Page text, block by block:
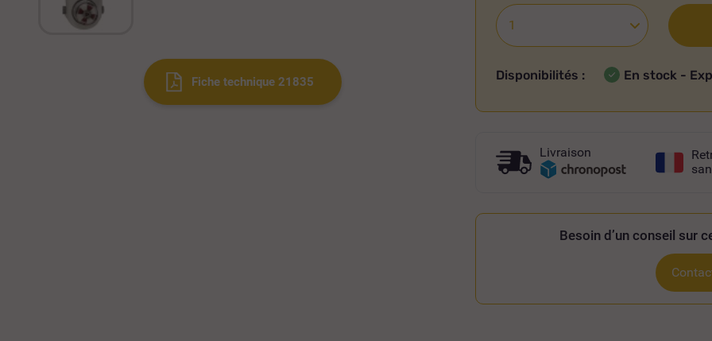
fiche technique 21835 Disponibilités : En stock -
Livraison
Besoin d’un conseil sur